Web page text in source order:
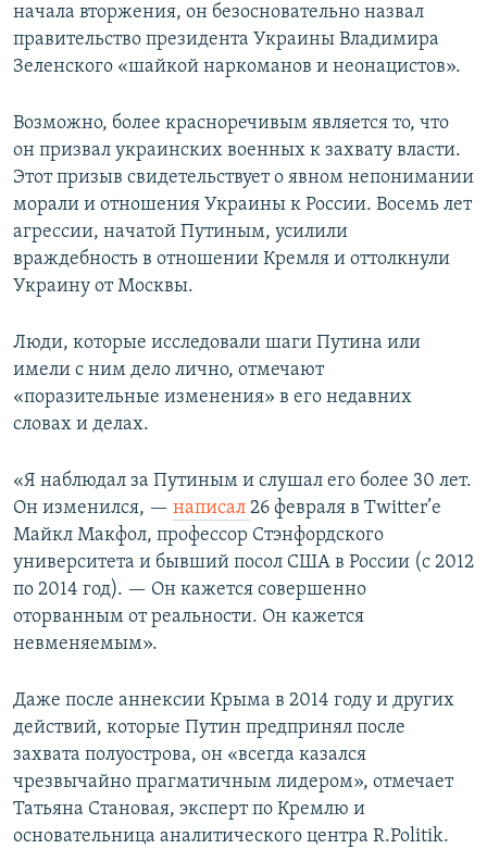
начала вторжения, он безосновательно назвал
правительство президента Украины Владимира
Зеленского «шайкой наркоманов и неонацистов».
Возможно, более красноречивым является то, что
он призвал украинских военных к захвату власти.
Этот призыв свидетельствует о явном непонимании
морали и отношения Украины к России. Восемь лет
агрессии, начатой Путиным, усилили
враждебность в отношении Кремля и оттолкнули
Украину от Москвы.
Люди, которые исследовали шаги Путина или
имели с ним дело лично, отмечают
«поразительные изменения» в его недавних
словах и делах.
«Я наблюдал за Путиным и слушал его более 30 лет.
Он изменился, — написал 26 февраля в Twitter’е
Майкл Макфол, профессор Стэнфордского
университета и бывший посол США в России (с 2012
по 2014 год). — Он кажется совершенно
оторванным от реальности. Он кажется
невменяемым».
Даже после аннексии Крыма в 2014 году и других
действий, которые Путин предпринял после
захвата полуострова, он «всегда казался
чрезвычайно прагматичным лидером», отмечает
Татьяна Становая, эксперт по Кремлю и
основательница аналитического центра R.Politik.